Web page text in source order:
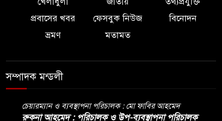
প্রবাসের খবর
ফেসবুক নিউজ
বিনোদন
ভ্রমণ
মতামত
সম্পাদক মন্ডলী
চেয়ারম্যান ও ব্যবস্থাপনা পরিচালক : মো ফাবির আহমেদ
রুকনা আহমেদ : পরিচালক ও উপ-ব্যবস্থাপনা পরিচালক